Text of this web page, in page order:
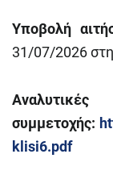
Υποβολή
31/07/2026
συμμετοχής:
klisi6.pdf